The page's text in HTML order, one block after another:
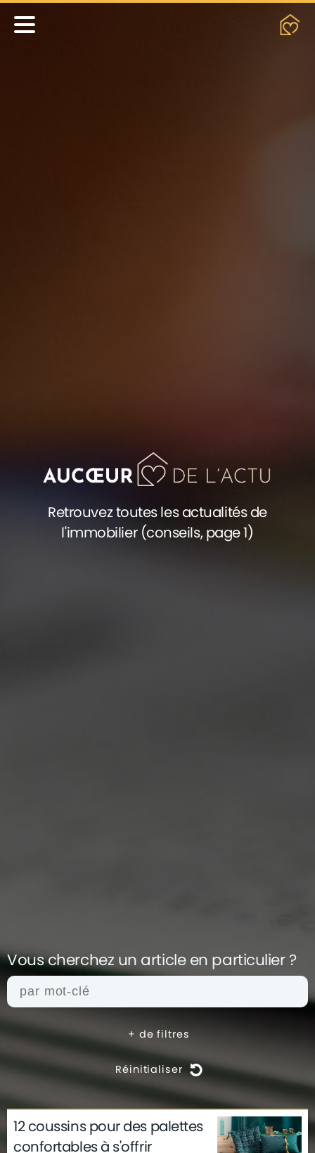
Retrouvez toutes les actualités de
l'immobilier (conseils, page 1)
Vous cherchez un article en particulier ?
+ de filtres
Réinitialiser
actualités architecture
archives
12 coussins pour des palettes
confortables à s'offrir